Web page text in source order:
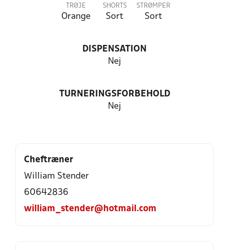
TRØJE
Orange
SHORTS
Sort
STRØMPER
Sort
DISPENSATION
Nej
TURNERINGSFORBEHOLD
Nej
Cheftræner
William Stender
60642836
william_stender@hotmail.com